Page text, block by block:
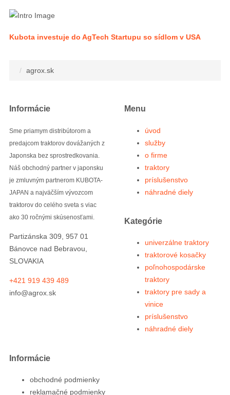
Kubota investuje do AgTech Startupu so sídlom v USA
agrox.sk
Informácie
Sme priamym distribútorom a
predajcom traktorov dovážaných z
Japonska bez sprostredkovania.
Náš obchodný partner v japonsku
je zmluvným partnerom KUBOTA-
JAPAN a najväčším vývozcom
traktorov do celého sveta s viac
ako 30 ročnými skúsenosťami.
Partizánska 309, 957 01
Bánovce nad Bebravou,
SLOVAKIA
+421 919 439 489
info@agrox.sk
Menu
úvod
služby
o firme
traktory
príslušenstvo
náhradné diely
Kategórie
univerzálne traktory
traktorové kosačky
poľnohospodárske
traktory
traktory pre sady a
vinice
príslušenstvo
náhradné diely
Informácie
obchodné podmienky
reklamačné podmienky